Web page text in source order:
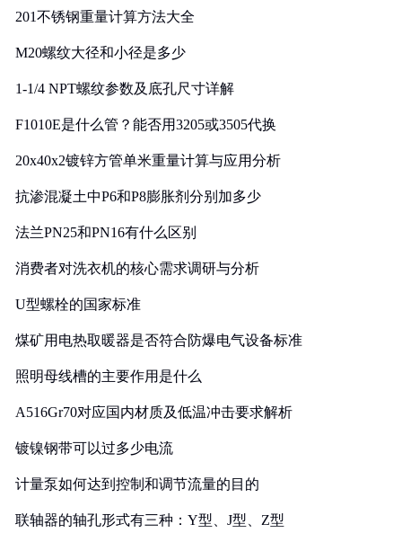
201不锈钢重量计算方法大全
M20螺纹大径和小径是多少
1-1/4 NPT螺纹参数及底孔尺寸详解
F1010E是什么管？能否用3205或3505代换
20x40x2镀锌方管单米重量计算与应用分析
抗渗混凝土中P6和P8膨胀剂分别加多少
法兰PN25和PN16有什么区别
消费者对洗衣机的核心需求调研与分析
U型螺栓的国家标准
煤矿用电热取暖器是否符合防爆电气设备标准
照明母线槽的主要作用是什么
A516Gr70对应国内材质及低温冲击要求解析
镀镍钢带可以过多少电流
计量泵如何达到控制和调节流量的目的
联轴器的轴孔形式有三种：Y型、J型、Z型